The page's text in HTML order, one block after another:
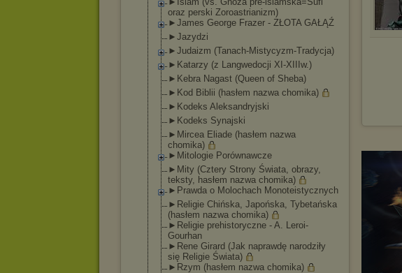
oraz perski Zoroastrianizm)
►James George Frazer - ZŁOTA GAŁĄŹ
►Jazydzi
►Judaizm (Tanach-Mistycyzm-Tradycja)
►Katarzy (z Langwedocji XI-XIIIw.)
►Kebra Nagast (Queen of Sheba)
►Kod Biblii (hasłem nazwa chomika)
►Kodeks Aleksandryjski
►Kodeks Synajski
►Mircea Eliade (hasłem nazwa
chomika)
►Mitologie Porównawcze
►Mity (Cztery Strony Świata, obrazy,
teksty, hasłem nazwa chomika)
►Prawda o Molochach Monoteistycznych
►Religie Chińska, Japońska, Tybetańska
(hasłem nazwa chomika)
►Religie prehistoryczne - A. Leroi-
Gourhan
►Rene Girard (Jak naprawdę narodziły
się Religie Świata)
►Rzym (hasłem nazwa chomika)